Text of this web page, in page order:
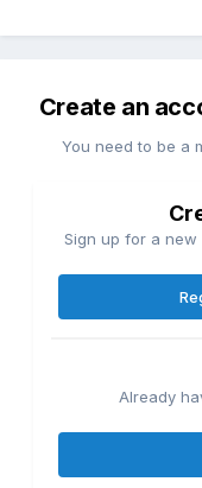
Create an
You need to be a
Sign up for a new
Already